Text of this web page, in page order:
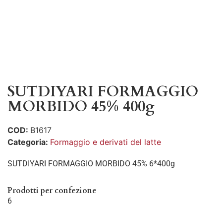
SUTDIYARI FORMAGGIO
MORBIDO 45% 400g
COD: B1617
Categoria: Formaggio e derivati del latte
SUTDIYARI FORMAGGIO MORBIDO 45% 6*400g
Prodotti per confezione
6